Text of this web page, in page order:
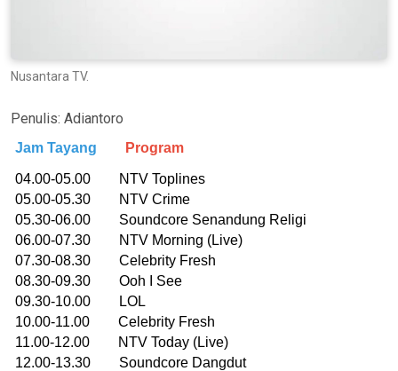
Nusantara TV.
Penulis: Adiantoro
Jam Tayang Program
04.00-05.00 NTV Toplines
05.00-05.30 NTV Crime
05.30-06.00 Soundcore Senandung Religi
06.00-07.30 NTV Morning (Live)
07.30-08.30 Celebrity Fresh
08.30-09.30 Ooh I See
09.30-10.00 LOL
10.00-11.00 Celebrity Fresh
11.00-12.00 NTV Today (Live)
12.00-13.30 Soundcore Dangdut